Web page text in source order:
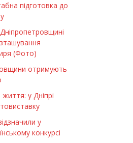
підготовка до
(Фото)
отримують
у Дніпрі
у
конкурсі